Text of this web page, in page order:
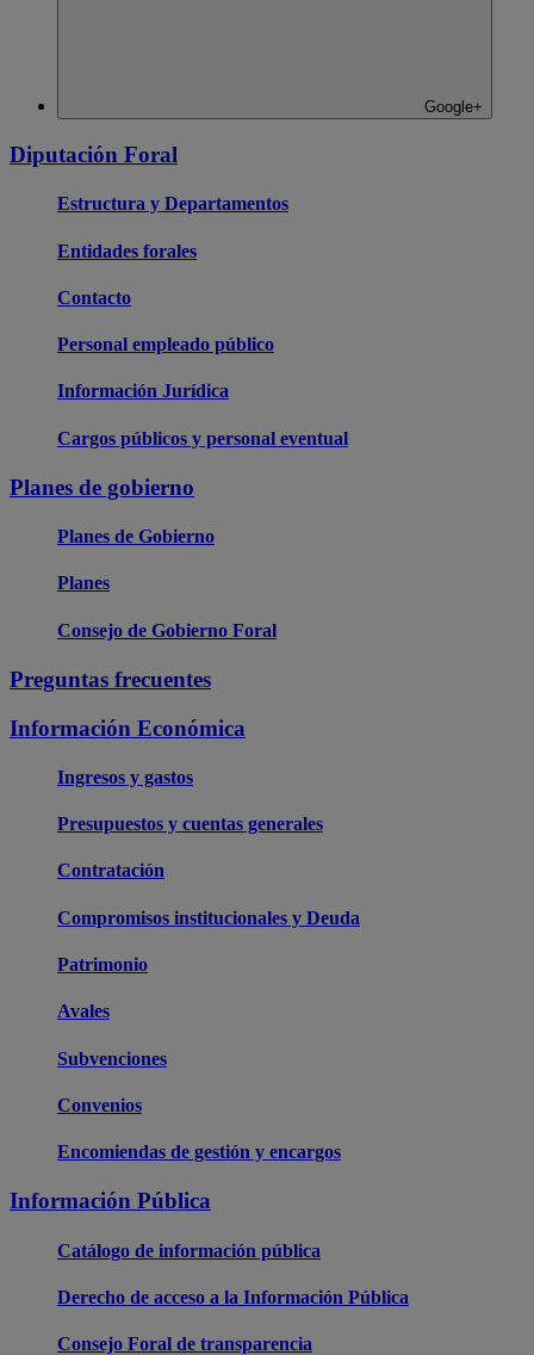
Google+
Diputación Foral
Estructura y Departamentos
Entidades forales
Contacto
Personal empleado público
Información Jurídica
Cargos públicos y personal eventual
Planes de gobierno
Planes de Gobierno
Planes
Consejo de Gobierno Foral
Preguntas frecuentes
Información Económica
Ingresos y gastos
Presupuestos y cuentas generales
Contratación
Compromisos institucionales y Deuda
Patrimonio
Avales
Subvenciones
Convenios
Encomiendas de gestión y encargos
Información Pública
Catálogo de información pública
Derecho de acceso a la Información Pública
Consejo Foral de transparencia